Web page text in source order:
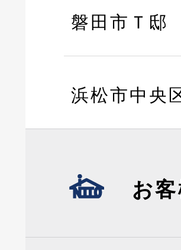
磐田市Ｔ邸
浜松市中央
お